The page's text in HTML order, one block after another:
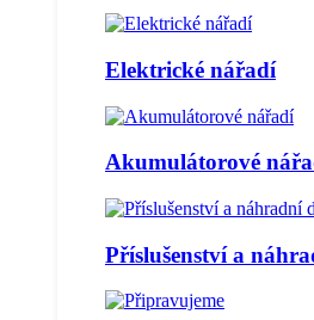
Elektrické nářadí
Akumulátorové
Příslušenství a